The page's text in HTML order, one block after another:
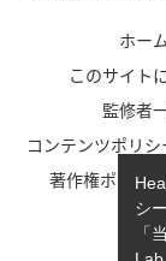
ホー
このサイト
監修者
コンテンツポリ
著作権ポリシ
シ
「